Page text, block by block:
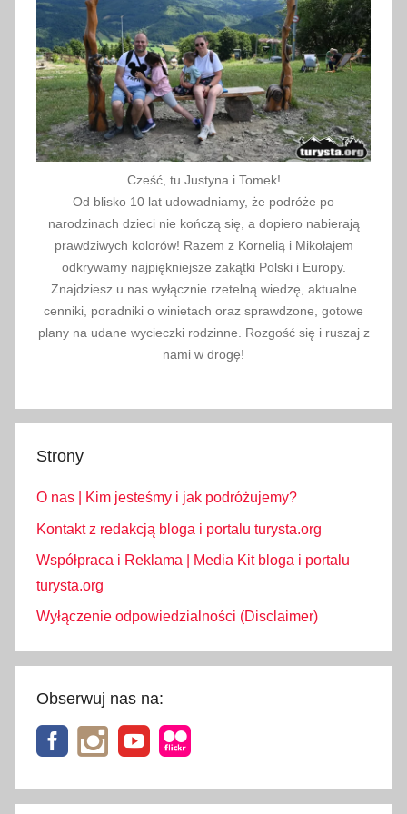
9
Cześć, tu Justyna i Tomek!
Od blisko 10 lat udowadniamy, że podróże po
narodzinach dzieci nie kończą się, a dopiero nabierają
prawdziwych kolorów! Razem z Kornelią i Mikołajem
odkrywamy najpiękniejsze zakątki Polski i Europy.
Znajdziesz u nas wyłącznie rzetelną wiedzę, aktualne
cenniki, poradniki o winietach oraz sprawdzone, gotowe
plany na udane wycieczki rodzinne. Rozgość się i ruszaj z
nami w drogę!
Strony
O nas | Kim jesteśmy i jak podróżujemy?
Kontakt z redakcją bloga i portalu turysta.org
Współpraca i Reklama | Media Kit bloga i portalu
turysta.org
Wyłączenie odpowiedzialności (Disclaimer)
Obserwuj nas na: